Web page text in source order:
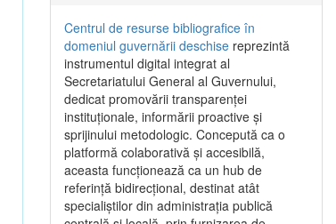
Centrul de resurse bibliografice în
domeniul guvernării deschise reprezintă
instrumentul digital integrat al
Secretariatului General al Guvernului,
dedicat promovării transparenței
instituționale, informării proactive și
sprijinului metodologic. Concepută ca o
platformă colaborativă și accesibilă,
aceasta funcționează ca un hub de
referință bidirecțional, destinat atât
specialiștilor din administrația publică